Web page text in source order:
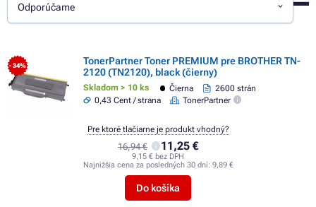
Odporúčame
- 34%
TonerPartner Toner PREMIUM pre BROTHER TN-
2120 (TN2120), black (čierny)
Skladom > 10 ks Čierna
2600 strán
0,43 Cent / strana
TonerPartner
16,94 € 11,25 €
9,15 € bez DPH
Najnižšia cena za posledných 30 dní: 9,89 €
Do košíka
Pre ktoré tlačiarne je produkt vhodný?